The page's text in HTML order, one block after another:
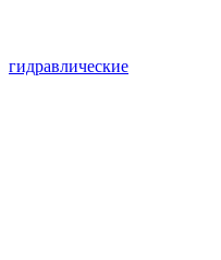
гидравлические